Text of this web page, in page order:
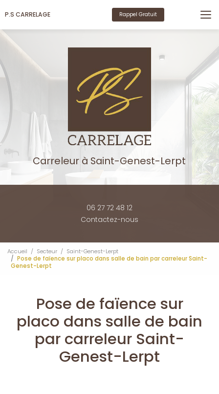
au
principal
P.S CARRELAGE Rappel Gratuit
Carreleur à Saint-Genest-Lerpt
06 27 72 48 12
Contactez-nous
Accueil Secteur
Saint-Genest-Lerpt
Pose de faïence sur placo dans salle de bain par carreleur Saint-
Genest-Lerpt
Pose de faïence sur
placo dans salle de bain
par carreleur Saint-
Genest-Lerpt